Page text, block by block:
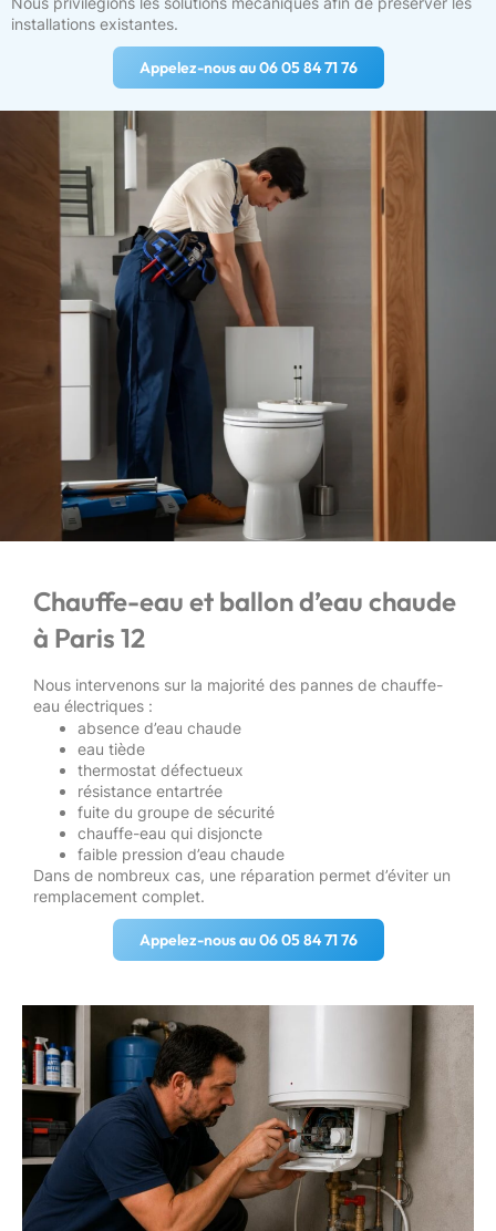
installations existantes.
Appelez-nous au 06 05 84 71 76
Chauffe-eau et ballon d’eau chaude
à Paris 12
Nous intervenons sur la majorité des pannes de chauffe-
eau électriques :
absence d’eau chaude
eau tiède
thermostat défectueux
résistance entartrée
fuite du groupe de sécurité
chauffe-eau qui disjoncte
faible pression d’eau chaude
Dans de nombreux cas, une réparation permet d’éviter un
remplacement complet.
Appelez-nous au 06 05 84 71 76